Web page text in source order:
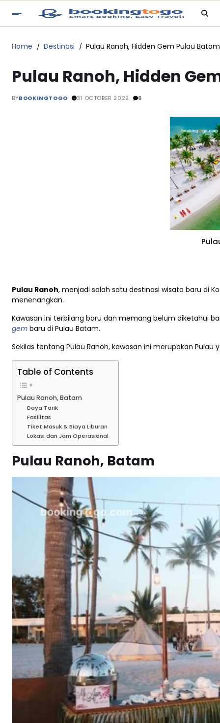
Home Destinasi Pulau Ranoh, Hidden Gem Pulau
Pulau Ranoh, Hidden
BYBOOKINGTOGO 31 OCTOBER 2022 6
Pulau Ranoh, menjadi salah satu destinasi wisata baru di
menenangkan.
Kawasan ini terbilang baru dan memang belum diketahui
gem baru di Pulau Batam.
Sekilas tentang Pulau Ranoh, kawasan ini merupakan
Table of Contents
Pulau Ranoh, Batam
Daya Tarik
Fasilitas
Tiket Masuk & Biaya Liburan
Lokasi dan Jam Operasional
Pulau Ranoh, Batam